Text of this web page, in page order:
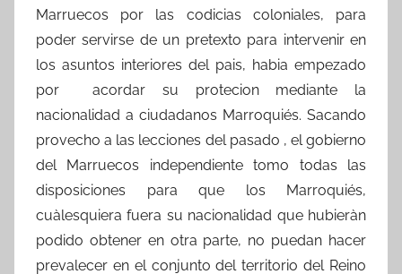
Marruecos por las codicias coloniales, para
poder servirse de un pretexto para intervenir en
los asuntos interiores del pais, habia empezado
por acordar su protecion mediante la
nacionalidad a ciudadanos Marroquiés. Sacando
provecho a las lecciones del pasado , el gobierno
del Marruecos independiente tomo todas las
disposiciones para que los Marroquiés,
cuàlesquiera fuera su nacionalidad que hubieràn
podido obtener en otra parte, no puedan hacer
prevalecer en el conjunto del territorio del Reino